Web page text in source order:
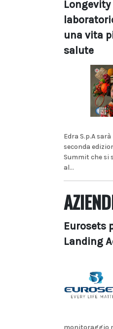
una vita
salute
Edra S.p.A
seconda
Summit che si
al...
Eurosets
Landing
monitoraggio